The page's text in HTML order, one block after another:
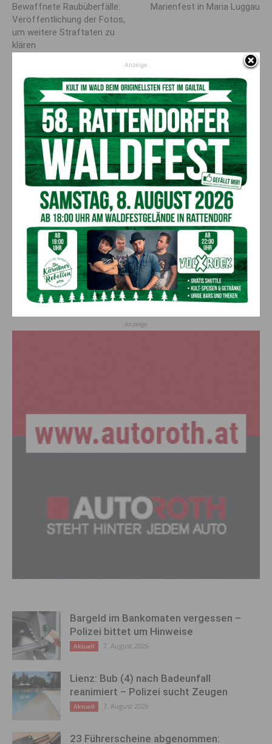
Bewaffnete Raubüberfälle:
Veröffentlichung der Fotos,
um weitere Straftaten zu
klären
Marienfest in Maria Luggau
AKTUELLES
Ehrung für 50 Jahre Chorleitung:
Kärntner Lorbeer in Gold für Herwig
Schwarz
Aktuell 8. August 2026
„Paolo Santonino“ wird heute gespielt –
abgesagte Premiere von gestern Abend
wird morgen nachgeholt
Aktuell 8. August 2026
„Sein Charakter bleibt unersetzbar“ –
Fußballverein nimmt Abschied
Aktuell 7. August 2026
Anzeige
Bargeld im Bankomaten vergessen –
Polizei bittet um Hinweise
Aktuell 7. August 2026
Lienz: Bub (4) nach Badeunfall
reanimiert – Polizei sucht Zeugen
Aktuell 7. August 2026
23 Führerscheine abgenommen:
Anzeige